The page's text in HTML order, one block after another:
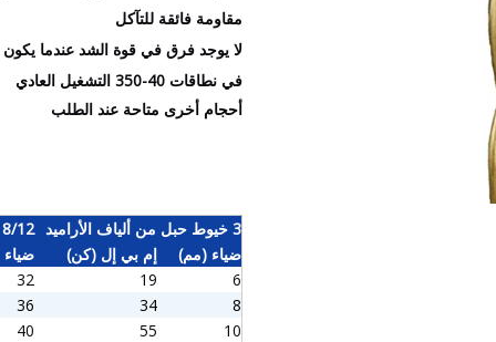
مقاومة فائقة للتآكل
لا يوجد فرق في قوة الشد عندما يكون
في نطاقات 40-350 التشغيل العادي
أحجام أخرى متاحة عند الطلب
3 خيوط حبل من ألياف الأراميد
8/12 حبل من ألياف الأراميد
ضياء (مم)
إم بي إل (كن)
6
19
32
8
34
36
10
55
40